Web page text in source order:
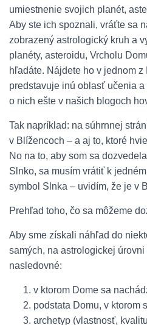
umiestnenie svojich planét,
Aby ste ich spoznali, vráťte sa
zobrazený astrologický kruh a
planéty, asteroidu, Vrcholu
hľadáte. Nájdete ho v jednom
predstavuje inú oblasť učenia
o nich ešte v našich blogoch
Tak napríklad: na súhrnnej
v Blížencoch – a aj to, ktoré
No na to, aby som sa
Slnko, sa musím vrátiť k
symbol Slnka – uvidím, že je v
Prehľad toho, čo sa môžeme
Aby sme získali náhľad do
samých, na astrologickej
nasledovné:
v ktorom Dome sa
podstata Domu, v ktorom
archetyp (vlastnosť,